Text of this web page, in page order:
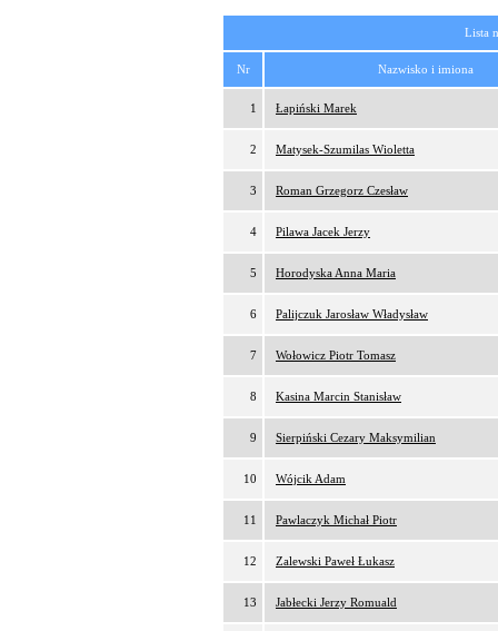
Lista
Nr Nazwisko i imiona
1 Łapiński Marek
2 Matysek-Szumilas Wioletta
3 Roman Grzegorz Czesław
4 Pilawa Jacek Jerzy
5 Horodyska Anna Maria
6 Palijczuk Jarosław Władysław
7 Wołowicz Piotr Tomasz
8 Kasina Marcin Stanisław
9 Sierpiński Cezary Maksymilian
10 Wójcik Adam
11 Pawlaczyk Michał Piotr
12 Zalewski Paweł Łukasz
13 Jabłecki Jerzy Romuald